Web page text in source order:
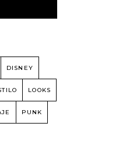
DISNEY
LOOKS
PUNK